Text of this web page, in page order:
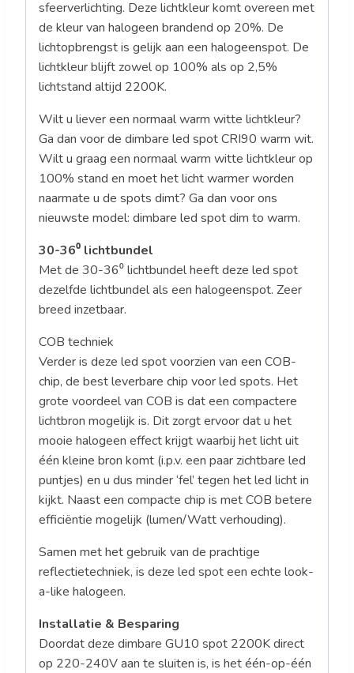
sfeerverlichting. Deze lichtkleur komt overeen met
de kleur van halogeen brandend op 20%. De
lichtopbrengst is gelijk aan een halogeenspot. De
lichtkleur blijft zowel op 100% als op 2,5%
lichtstand altijd 2200K.
Wilt u liever een normaal warm witte lichtkleur?
Ga dan voor de dimbare led spot CRI90 warm wit.
Wilt u graag een normaal warm witte lichtkleur op
100% stand en moet het licht warmer worden
naarmate u de spots dimt? Ga dan voor ons
nieuwste model: dimbare led spot dim to warm.
30-36⁰ lichtbundel
Met de 30-36⁰ lichtbundel heeft deze led spot
dezelfde lichtbundel als een halogeenspot. Zeer
breed inzetbaar.
COB techniek
Verder is deze led spot voorzien van een COB-
chip, de best leverbare chip voor led spots. Het
grote voordeel van COB is dat een compactere
lichtbron mogelijk is. Dit zorgt ervoor dat u het
mooie halogeen effect krijgt waarbij het licht uit
één kleine bron komt (i.p.v. een paar zichtbare led
puntjes) en u dus minder ‘fel’ tegen het led licht in
kijkt. Naast een compacte chip is met COB betere
efficiëntie mogelijk (lumen/Watt verhouding).
Samen met het gebruik van de prachtige
reflectietechniek, is deze led spot een echte look-
a-like halogeen.
Installatie & Besparing
Doordat deze dimbare GU10 spot 2200K direct
op 220-240V aan te sluiten is, is het één-op-één